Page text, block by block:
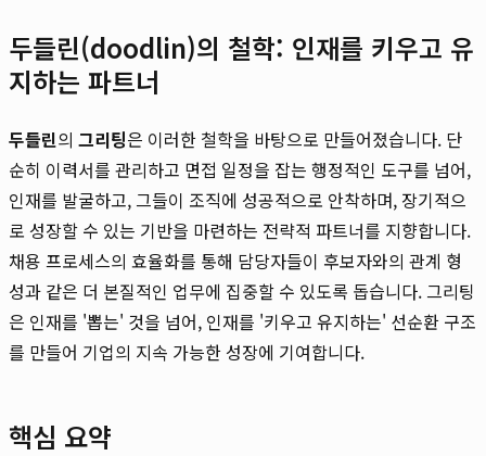
두들린(doodlin)의 철학: 인재를 키우고 유
지하는 파트너
두들린의 그리팅은 이러한 철학을 바탕으로 만들어졌습니다. 단
순히 이력서를 관리하고 면접 일정을 잡는 행정적인 도구를 넘어,
인재를 발굴하고, 그들이 조직에 성공적으로 안착하며, 장기적으
로 성장할 수 있는 기반을 마련하는 전략적 파트너를 지향합니다.
채용 프로세스의 효율화를 통해 담당자들이 후보자와의 관계 형
성과 같은 더 본질적인 업무에 집중할 수 있도록 돕습니다. 그리팅
은 인재를 '뽑는' 것을 넘어, 인재를 '키우고 유지하는' 선순환 구조
를 만들어 기업의 지속 가능한 성장에 기여합니다.
핵심 요약